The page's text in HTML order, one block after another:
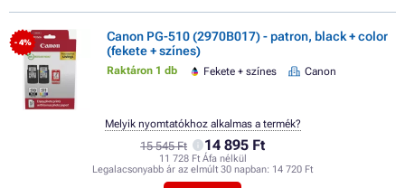
- 4%
Canon PG-510 (2970B017) - patron, black + color
(fekete + színes)
Raktáron 1 db Fekete + színes Canon
15 545 Ft 14 895 Ft
11 728 Ft Áfa nélkül
Legalacsonyabb ár az elmúlt 30 napban: 14 720 Ft
Melyik nyomtatókhoz alkalmas a termék?